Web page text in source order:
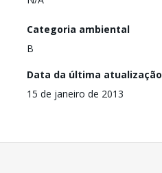
Categoria ambiental
B
Data da última atualização
15 de janeiro de 2013